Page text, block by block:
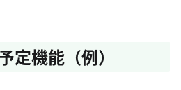
機能（例）